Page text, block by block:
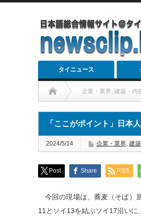
タイニュース
企業・業界, 建築・内
「ここがポイント」日本
2024/5/14 企業・業界, 建
Post Share RSS
今回の現場は、蕎麦（そば）
11とソイ13を結ぶソイ17沿いに